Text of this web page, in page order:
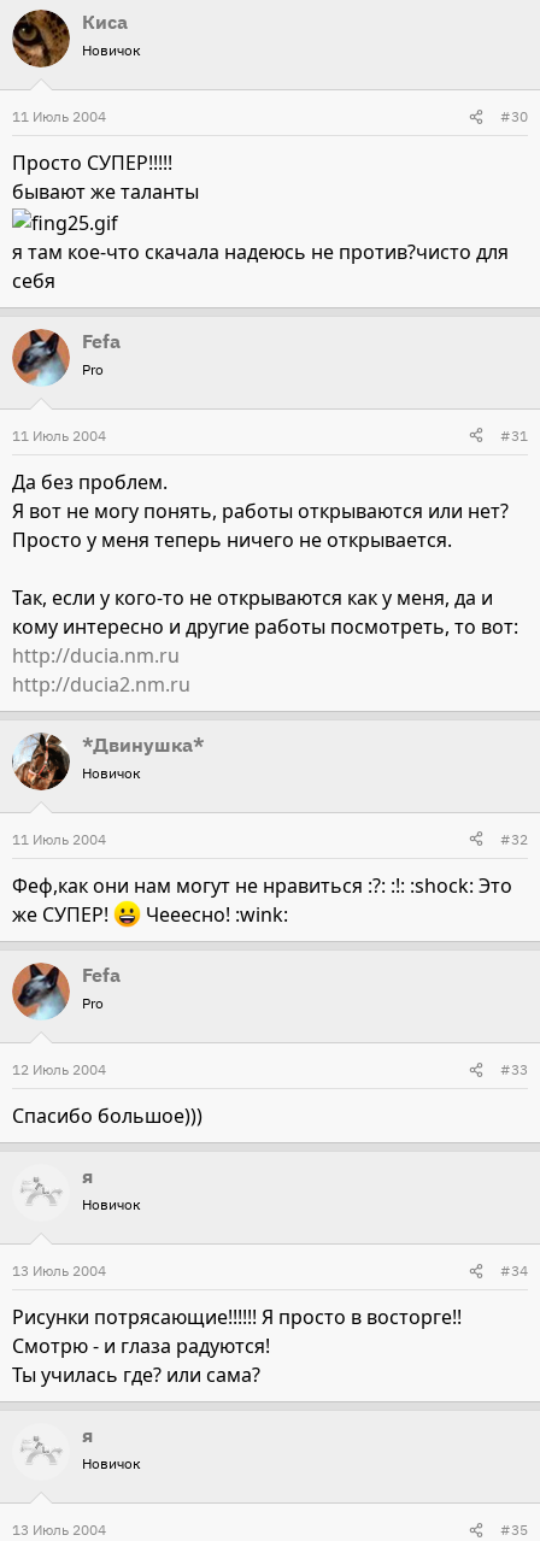
Киса
Новичок
11 Июль 2004 #30
Просто СУПЕР!!!!!
бывают же таланты
я там кое-что скачала надеюсь не против?чисто для
себя
Fefa
Pro
11 Июль 2004 #31
Да без проблем.
Я вот не могу понять, работы открываются или нет?
Просто у меня теперь ничего не открывается.
Так, если у кого-то не открываются как у меня, да и
кому интересно и другие работы посмотреть, то вот:
http://ducia.nm.ru
http://ducia2.nm.ru
*Двинушка*
Новичок
11 Июль 2004 #32
Феф,как они нам могут не нравиться :?: :!: :shock: Это
же СУПЕР!
Чееесно! :wink:
Fefa
Pro
12 Июль 2004 #33
Спасибо большое)))
я
Новичок
13 Июль 2004 #34
Рисунки потрясающие!!!!!! Я просто в восторге!!
Смотрю - и глаза радуются!
Ты училась где? или сама?
я
Новичок
13 Июль 2004 #35